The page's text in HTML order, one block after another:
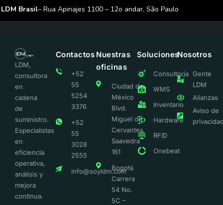
LDM Brasil– Rua Apinajes 1100 – 12o andar, São Paulo
LDM,
consultora
en
cadena
de
suministro.
Especialistas
en
eficiencia
operativa,
análisis y
mejora
continua.
Contactos
+52
55
5254
3376
+52
55
3028
2555
info@soyldm.com
Nuestras
oficinas
Ciudad de
México
Blvd.
Miguel de
Cervantes
Saavedra
161
Bogotá
Carrera
54 No.
5C –
Soluciones
Consultoría
WMS
Inventario
Hardware
RFID
Onebeat
Nosotros
Gente
LDM
Alianzas
Aviso de